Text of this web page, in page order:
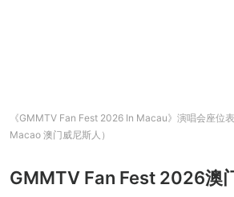
《GMMTV Fan Fest 2026 In Macau》演唱会座位
Macao 澳门威尼斯人）
GMMTV Fan Fest 2026澳